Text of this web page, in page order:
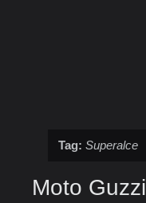
Tag: Superalce
Moto Guzzi